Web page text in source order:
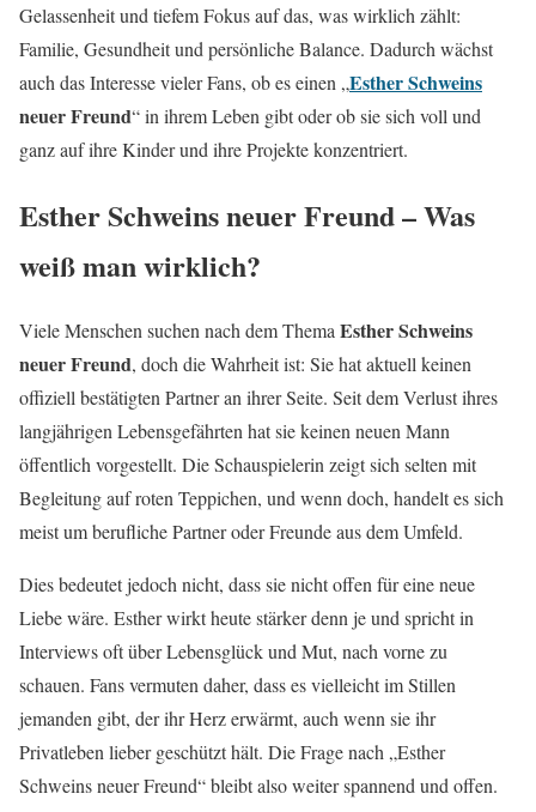
Gelassenheit und tiefem Fokus auf das, was wirklich zählt:
Familie, Gesundheit und persönliche Balance. Dadurch wächst
auch das Interesse vieler Fans, ob es einen „Esther Schweins
neuer Freund“ in ihrem Leben gibt oder ob sie sich voll und
ganz auf ihre Kinder und ihre Projekte konzentriert.
Esther Schweins neuer Freund – Was
weiß man wirklich?
Viele Menschen suchen nach dem ThemaEsther Schweins
neuer Freund, doch die Wahrheit ist: Sie hat aktuell keinen
offiziell bestätigten Partner an ihrer Seite. Seit dem Verlust ihres
langjährigen Lebensgefährten hat sie keinen neuen Mann
öffentlich vorgestellt. Die Schauspielerin zeigt sich selten mit
Begleitung auf roten Teppichen, und wenn doch, handelt es sich
meist um berufliche Partner oder Freunde aus dem Umfeld.
Dies bedeutet jedoch nicht, dass sie nicht offen für eine neue
Liebe wäre. Esther wirkt heute stärker denn je und spricht in
Interviews oft über Lebensglück und Mut, nach vorne zu
schauen. Fans vermuten daher, dass es vielleicht im Stillen
jemanden gibt, der ihr Herz erwärmt, auch wenn sie ihr
Privatleben lieber geschützt hält. Die Frage nach „Esther
Schweins neuer Freund“ bleibt also weiter spannend und offen.